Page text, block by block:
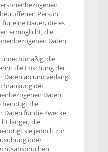
Person
eine Dauer, die es
ermöglicht, die
Daten
die
die Löschung der
Daten ab und verlangt
der
Daten.
benötigt die
Daten für die Zwecke
länger, die
sie jedoch zur
oder